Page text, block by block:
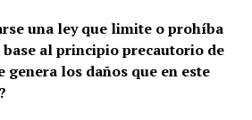
una ley que limite o prohíba
al principio precautorio de
los daños que en este